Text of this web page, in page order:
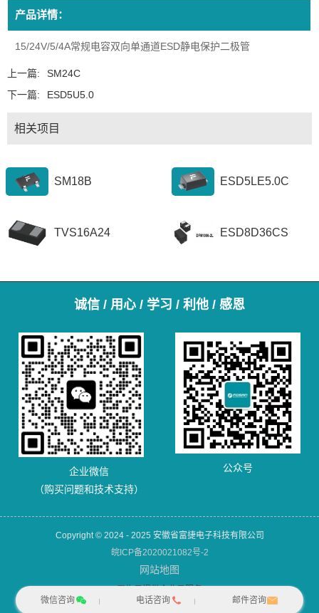
产品详情：
15/24V/5/4A常规电容双向单通道ESD静电保护二极管
上一篇:
SM24C
下一篇:
ESD5U5.0
相关项目
SM18B ESD5LE5.0C
TVS16A24 ESD8D36CS
诚信 / 用心 / 学习 / 利他 / 感恩
企业微信
（购买问题和技术支持）
公众号
Copyright © 2024 - 2025 安徽省富捷电子科技有限公司
皖ICP备2020021082号-2
网站地图
微信咨询
电话咨询 邮件咨询